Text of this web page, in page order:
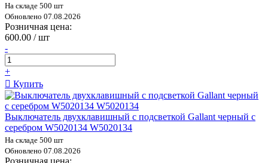
На складе 500 шт
Обновлено 07.08.2026
Розничная цена:
600.00 / шт
-
+
Купить
Выключатель двухклавишный с подсветкой Gallant черный с
серебром W5020134 W5020134
На складе 500 шт
Обновлено 07.08.2026
Розничная цена: